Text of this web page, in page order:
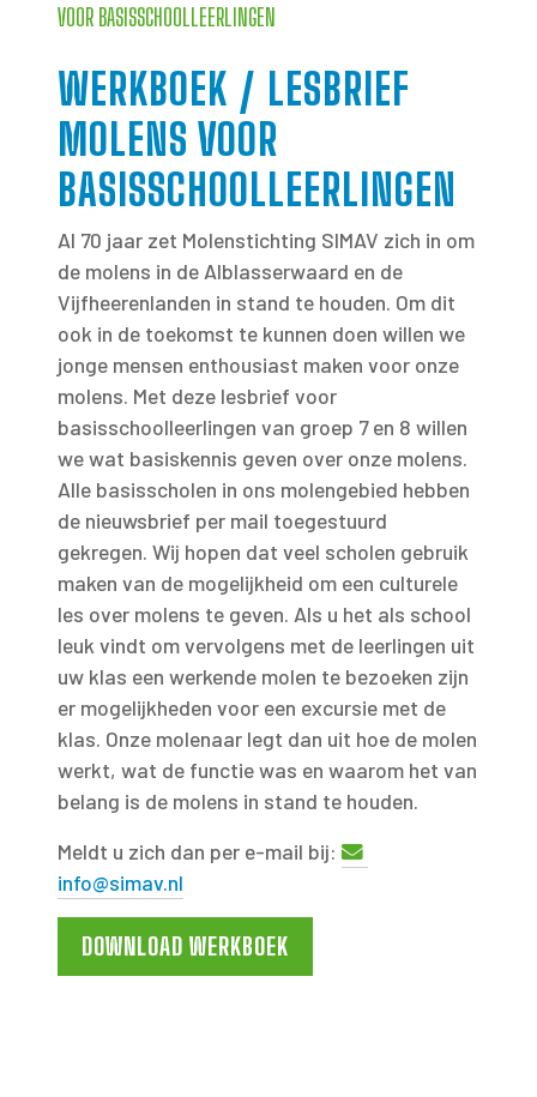
VOOR BASISSCHOOLLEERLINGEN
WERKBOEK / LESBRIEF
MOLENS VOOR
BASISSCHOOLLEERLINGEN
Al 70 jaar zet Molenstichting SIMAV zich in om
de molens in de Alblasserwaard en de
Vijfheerenlanden in stand te houden. Om dit
ook in de toekomst te kunnen doen willen we
jonge mensen enthousiast maken voor onze
molens. Met deze lesbrief voor
basisschoolleerlingen van groep 7 en 8 willen
we wat basiskennis geven over onze molens.
Alle basisscholen in ons molengebied hebben
de nieuwsbrief per mail toegestuurd
gekregen. Wij hopen dat veel scholen gebruik
maken van de mogelijkheid om een culturele
les over molens te geven. Als u het als school
leuk vindt om vervolgens met de leerlingen uit
uw klas een werkende molen te bezoeken zijn
er mogelijkheden voor een excursie met de
klas. Onze molenaar legt dan uit hoe de molen
werkt, wat de functie was en waarom het van
belang is de molens in stand te houden.
Meldt u zich dan per e-mail bij:
info@simav.nl
DOWNLOAD WERKBOEK